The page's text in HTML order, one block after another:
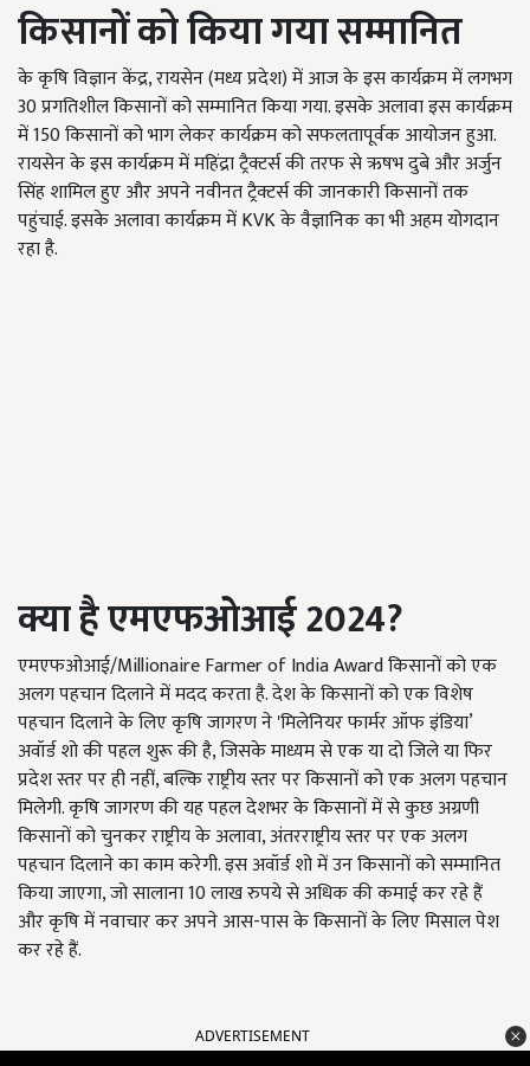
किसानों को किया गया सम्मानित
के कृषि विज्ञान केंद्र, रायसेन (मध्य प्रदेश) में आज के इस कार्यक्रम में लगभग
30 प्रगतिशील किसानों को सम्मानित किया गया. इसके अलावा इस कार्यक्रम
में 150 किसानों को भाग लेकर कार्यक्रम को सफलतापूर्वक आयोजन हुआ.
रायसेन के इस कार्यक्रम में महिंद्रा ट्रैक्टर्स की तरफ से ऋषभ दुबे और अर्जुन
सिंह शामिल हुए और अपने नवीनत ट्रैक्टर्स की जानकारी किसानों तक
पहुंचाई. इसके अलावा कार्यक्रम में KVK के वैज्ञानिक का भी अहम योगदान
रहा है.
क्या है एमएफओआई2024?
एमएफओआई/Millionaire Farmer of India Award किसानों को एक
अलग पहचान दिलाने में मदद करता है. देश के किसानों को एक विशेष
पहचान दिलाने के लिए कृषि जागरण ने 'मिलेनियर फार्मर ऑफ इंडिया’
अवॉर्ड शो की पहल शुरू की है, जिसके माध्यम से एक या दो जिले या फिर
प्रदेश स्तर पर ही नहीं, बल्कि राष्ट्रीय स्तर पर किसानों को एक अलग पहचान
मिलेगी. कृषि जागरण की यह पहल देशभर के किसानों में से कुछ अग्रणी
किसानों को चुनकर राष्ट्रीय के अलावा, अंतरराष्ट्रीय स्तर पर एक अलग
पहचान दिलाने का काम करेगी. इस अवॉर्ड शो में उन किसानों को सम्मानित
किया जाएगा, जो सालाना 10 लाख रुपये से अधिक की कमाई कर रहे हैं
और कृषि में नवाचार कर अपने आस-पास के किसानों के लिए मिसाल पेश
कर रहे हैं.
ADVERTISEMENT